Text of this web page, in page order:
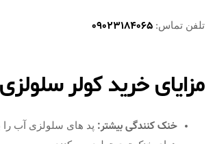
تلفن تماس: 09023184065
مزایای خرید کولر
خنک‌ کنندگی بیشتر: پد های سلولزی آب را